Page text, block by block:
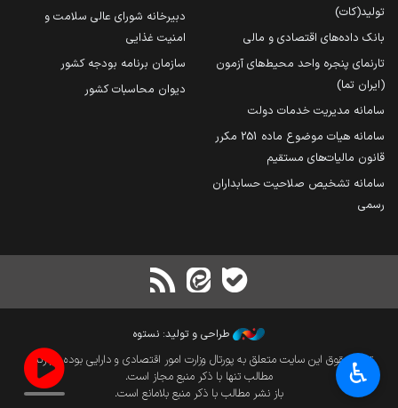
تولید(کات)
بانک داده‌های اقتصادی و مالی
تارنمای پنجره واحد محیط‌های آزمون
(ایران تما)
سامانه مدیریت خدمات دولت
سامانه هیات موضوع ماده 251 مکرر
قانون مالیات‌های مستقیم
سامانه تشخیص صلاحیت حسابداران
رسمی
دبیرخانه شورای عالی سلامت و
امنیت غذایی
سازمان برنامه بودجه کشور
دیوان محاسبات کشور
طراحی و تولید: نستوه
تمام حقوق این سایت متعلق به پورتال وزارت امور اقتصادی و دارایی بوده و بازنشر
مطالب تنها با ذکر منبع مجاز است.
باز نشر مطالب با ذکر منبع بلامانع است.
♿︎